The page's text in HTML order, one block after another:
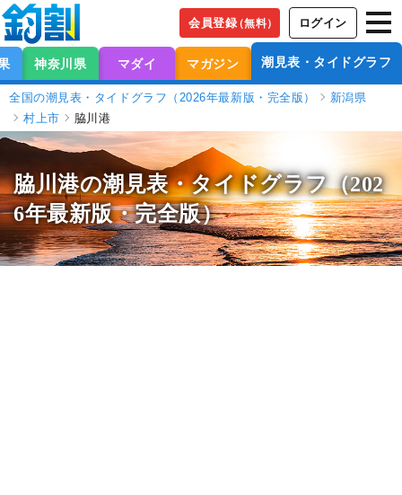
会員登録（無料） ログイン
神奈川県 マダイ マガジン 潮見表・タイドグラフ
全国の潮見表・タイドグラフ（2026年最新版・完全版）
新潟県
村上市
脇川港
脇川港の潮見表・タイドグラフ（202
6年最新版・完全版）